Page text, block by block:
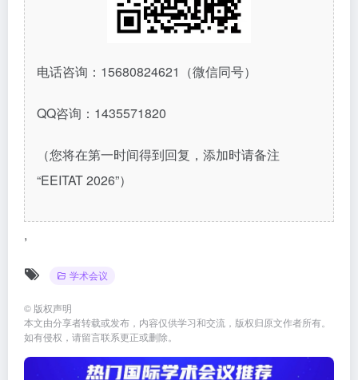
电话咨询： 15680824621 （微信同号）
QQ咨询： 1435571820
（您将在第一时间得到回复，添加时请备注
“EEITAT 2026”）
,
学术会议
© 版权声明
本文由分享者转载或发布，内容仅供学习和交流，版权归原文作者所有。
如有侵权，请留言联系更正或删除。